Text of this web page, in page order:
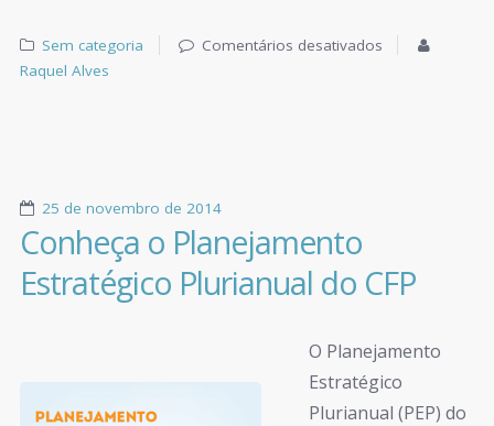
Sem categoria
Comentários desativados
Raquel Alves
25 de novembro de 2014
Conheça o Planejamento
Estratégico Plurianual do CFP
O Planejamento
Estratégico
Plurianual (PEP) do